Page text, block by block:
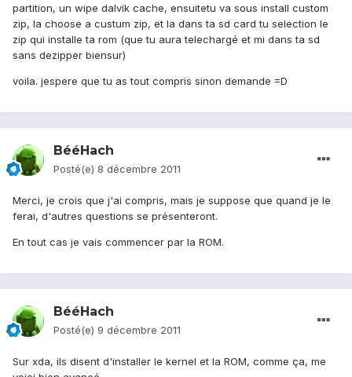
partition, un wipe dalvik cache, ensuitetu va sous install custom
zip, la choose a custum zip, et la dans ta sd card tu selection le
zip qui installe ta rom (que tu aura telechargé et mi dans ta sd
sans dezipper biensur)
voila. jespere que tu as tout compris sinon demande =D
BééHach
Posté(e) 8 décembre 2011
Merci, je crois que j'ai compris, mais je suppose que quand je le
ferai, d'autres questions se présenteront.
En tout cas je vais commencer par la ROM.
BééHach
Posté(e) 9 décembre 2011
Sur xda, ils disent d'installer le kernel et la ROM, comme ça, me